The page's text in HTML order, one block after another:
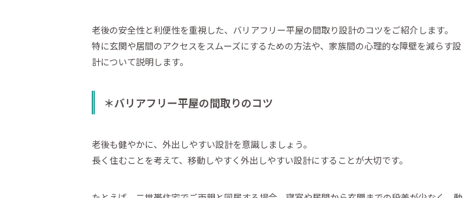
老後の安全性と利便性を重視した、バリアフリー平屋の間取り設計のコツをご紹介します。
特に玄関や居間のアクセスをスムーズにするための方法や、家族間の心理的な障壁を減らす設
計について説明します。
＊バリアフリー平屋の間取りのコツ
老後も健やかに、外出しやすい設計を意識しましょう。
長く住むことを考えて、移動しやすく外出しやすい設計にすることが大切です。